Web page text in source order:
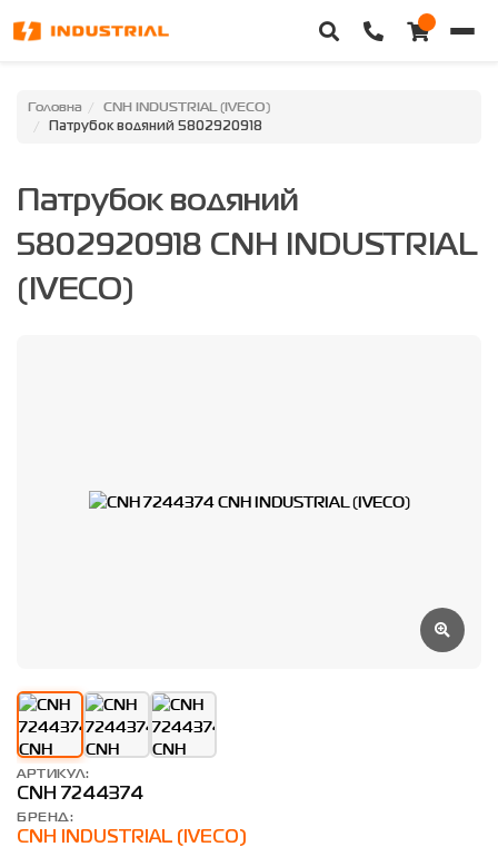
Головна
Категорії
Головна CNH INDUSTRIAL (IVECO)
Патрубок водяний 5802920918
Патрубок водяний
5802920918 CNH INDUSTRIAL
(IVECO)
АРТИКУЛ:
CNH 7244374
БРЕНД:
CNH INDUSTRIAL (IVECO)